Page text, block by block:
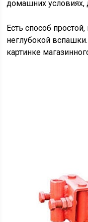
домашних условиях,
Есть способ
неглубокой
картинке